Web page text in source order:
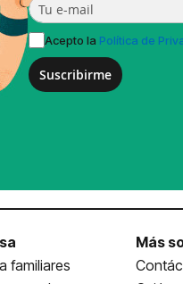
Acepto la Política de
Suscribirme
familiares
Más